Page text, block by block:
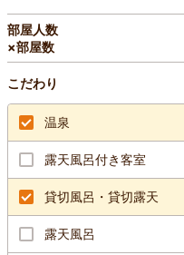
部屋人数
×部屋数
こだわり
温泉
露天風呂付き客室
貸切風呂・貸切露天
露天風呂